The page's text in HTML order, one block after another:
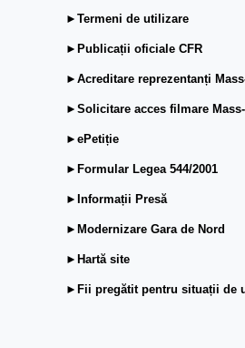
►Termeni de utilizare
►Publicații oficiale CFR
►Acreditare reprezentanți
►Solicitare acces filmare
►ePetiție
►Formular Legea 544/2001
►Informații Presă
►Modernizare Gara de Nord
►Hartă site
►Fii pregătit pentru situații de